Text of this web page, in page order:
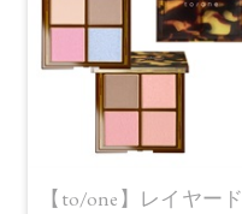
【to/one】レイヤード